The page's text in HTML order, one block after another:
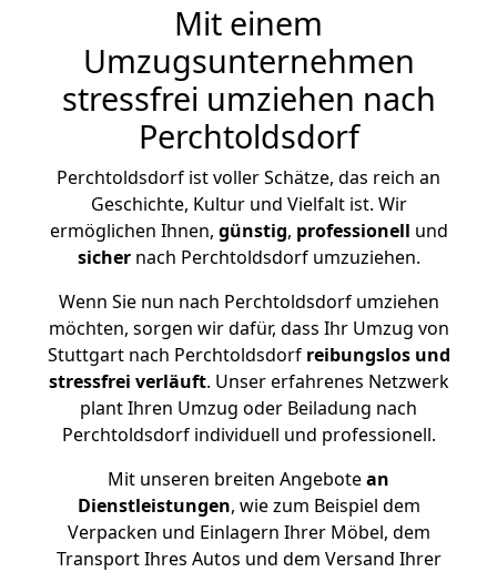
Mit einem
Umzugsunternehmen
stressfrei umziehen nach
Perchtoldsdorf
Perchtoldsdorf ist voller Schätze, das reich an
Geschichte, Kultur und Vielfalt ist. Wir
ermöglichen Ihnen, günstig, professionell und
sichernach Perchtoldsdorf umzuziehen.
Wenn Sie nun nach Perchtoldsdorf umziehen
möchten, sorgen wir dafür, dass Ihr Umzug von
Stuttgart nach Perchtoldsdorf reibungslos und
stressfrei verläuft. Unser erfahrenes Netzwerk
plant Ihren Umzug oder Beiladung nach
Perchtoldsdorf individuell und professionell.
Mit unseren breiten Angebotean
Dienstleistungen, wie zum Beispiel dem
Verpacken und Einlagern Ihrer Möbel, dem
Transport Ihres Autos und dem Versand Ihrer